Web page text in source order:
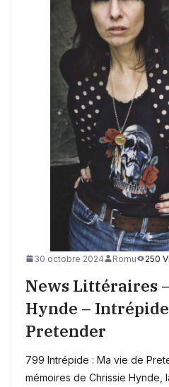
30 octobre 2024 Romu 250
News Littéraires
Hynde – Intrépide
Pretender
799 Intrépide : Ma vie de
mémoires de Chrissie